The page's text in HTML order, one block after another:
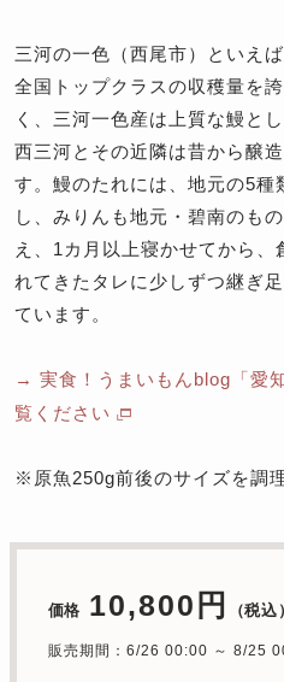
三河の一色（西尾市）といえ
全国トップクラスの収穫量を
く、三河一色産は上質な鰻と
西三河とその近隣は昔から醸
す。鰻のたれには、地元の5種
し、みりんも地元・碧南のも
え、1カ月以上寝かせてから、
れてきたタレに少しずつ継ぎ
ています。
→ 実食！うまいもんblog「愛
覧ください
※原魚250g前後のサイズを調
価格 10,800円 （税込）
販売期間：6/26 00:00 ～ 8/25